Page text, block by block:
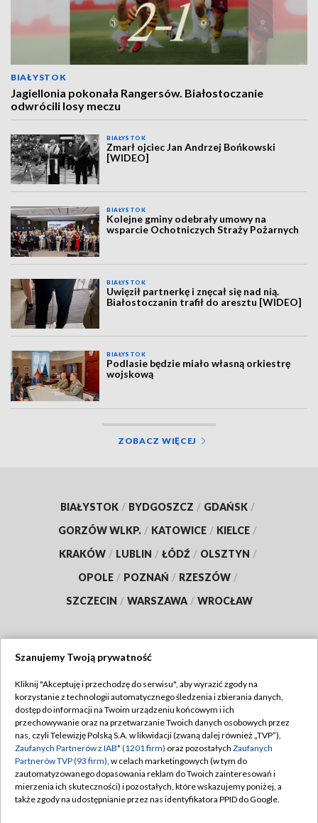
BIAŁYSTOK
Jagiellonia pokonała Rangersów. Białostoczanie
odwrócili losy meczu
BIAŁYSTOK
Zmarł ojciec Jan Andrzej Bońkowski
[WIDEO]
BIAŁYSTOK
Kolejne gminy odebrały umowy na
wsparcie Ochotniczych Straży Pożarnych
BIAŁYSTOK
Uwięził partnerkę i znęcał się nad nią.
Białostoczanin trafił do aresztu [WIDEO]
BIAŁYSTOK
Podlasie będzie miało własną orkiestrę
wojskową
ZOBACZ WIĘCEJ
BIAŁYSTOK / BYDGOSZCZ / GDAŃSK /
GORZÓW WLKP. / KATOWICE / KIELCE /
KRAKÓW / LUBLIN / ŁÓDŹ / OLSZTYN /
OPOLE / POZNAŃ / RZESZÓW /
SZCZECIN / WARSZAWA / WROCŁAW
TVP
Abonament TVP
Emisja w TVP
Centrum informacji TVP
Naziemna Telewizja Cyfrowa
Regulamin TVP
Polityka prywatności
Moje zgody
Pomoc
Szanujemy Twoją prywatność
Kliknij "Akceptuję i przechodzę do serwisu", aby wyrazić zgody na
korzystanie z technologii automatycznego śledzenia i zbierania danych,
dostęp do informacji na Twoim urządzeniu końcowym i ich
przechowywanie oraz na przetwarzanie Twoich danych osobowych przez
nas, czyli Telewizję Polską S.A. w likwidacji (zwaną dalej również „TVP”),
Zaufanych Partnerów z IAB* (1201 firm) oraz pozostałych Zaufanych
Partnerów TVP (93 firm), w celach marketingowych (w tym do
zautomatyzowanego dopasowania reklam do Twoich zainteresowań i
mierzenia ich skuteczności) i pozostałych, które wskazujemy poniżej, a
także zgody na udostępnianie przez nas identyfikatora PPID do Google.